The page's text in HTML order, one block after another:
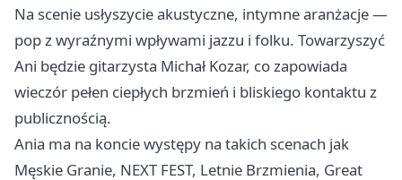
Na scenie usłyszycie akustyczne, intymne aranżacje —
pop z wyraźnymi wpływami jazzu i folku. Towarzyszyć
Ani będzie gitarzysta Michał Kozar, co zapowiada
wieczór pełen ciepłych brzmień i bliskiego kontaktu z
publicznością.
Ania ma na koncie występy na takich scenach jak
Męskie Granie, NEXT FEST, Letnie Brzmienia, Great